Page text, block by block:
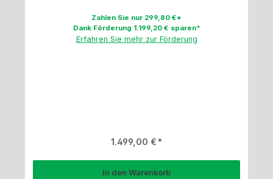
Zahlen Sie nur 299,80 €*
Dank Förderung 1.199,20 € sparen*
Erfahren Sie mehr zur Förderung
Regulärer Preis:
1.499,00 €
In den Warenkorb